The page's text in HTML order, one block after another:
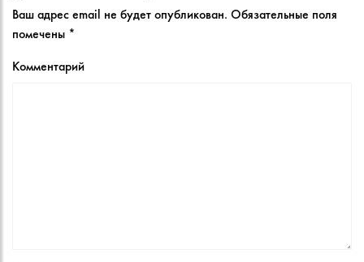
Ваш адрес email не будет опубликован. Обязательные поля
помечены *
Комментарий